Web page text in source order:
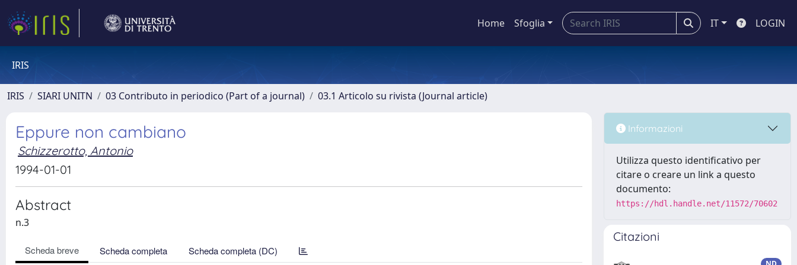
Home Sfoglia IT LOGIN
IRIS
IRIS SIARI UNITN 03 Contributo in periodico (Part of a journal) 03.1 Articolo su rivista (Journal article)
Eppure non cambiano
Schizzerotto, Antonio
1994-01-01
Abstract
n.3
Scheda breve Scheda completa Scheda completa (DC)
Informazioni
Utilizza questo identificativo per
citare o creare un link a questo
documento:
https://hdl.handle.net/11572/70602
Citazioni